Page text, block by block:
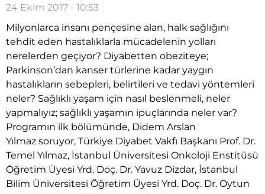
24 Ekim 2017 - 10:53
Milyonlarca insanı pençesine alan, halk sağlığını
tehdit eden hastalıklarla mücadelenin yolları
nerelerden geçiyor? Diyabetten obeziteye;
Parkinson’dan kanser türlerine kadar yaygın
hastalıkların sebepleri, belirtileri ve tedavi yöntemleri
neler? Sağlıklı yaşam için nasıl beslenmeli, neler
yapmalıyız; sağlıklı yaşamın ipuçlarında neler var?
Programın ilk bölümünde, Didem Arslan
Yılmaz soruyor, Türkiye Diyabet Vakfı Başkanı Prof. Dr.
Temel Yılmaz, İstanbul Üniversitesi Onkoloji Enstitüsü
Öğretim Üyesi Yrd. Doç. Dr. Yavuz Dizdar, İstanbul
Bilim Üniversitesi Öğretim Üyesi Yrd. Doç. Dr. Oytun